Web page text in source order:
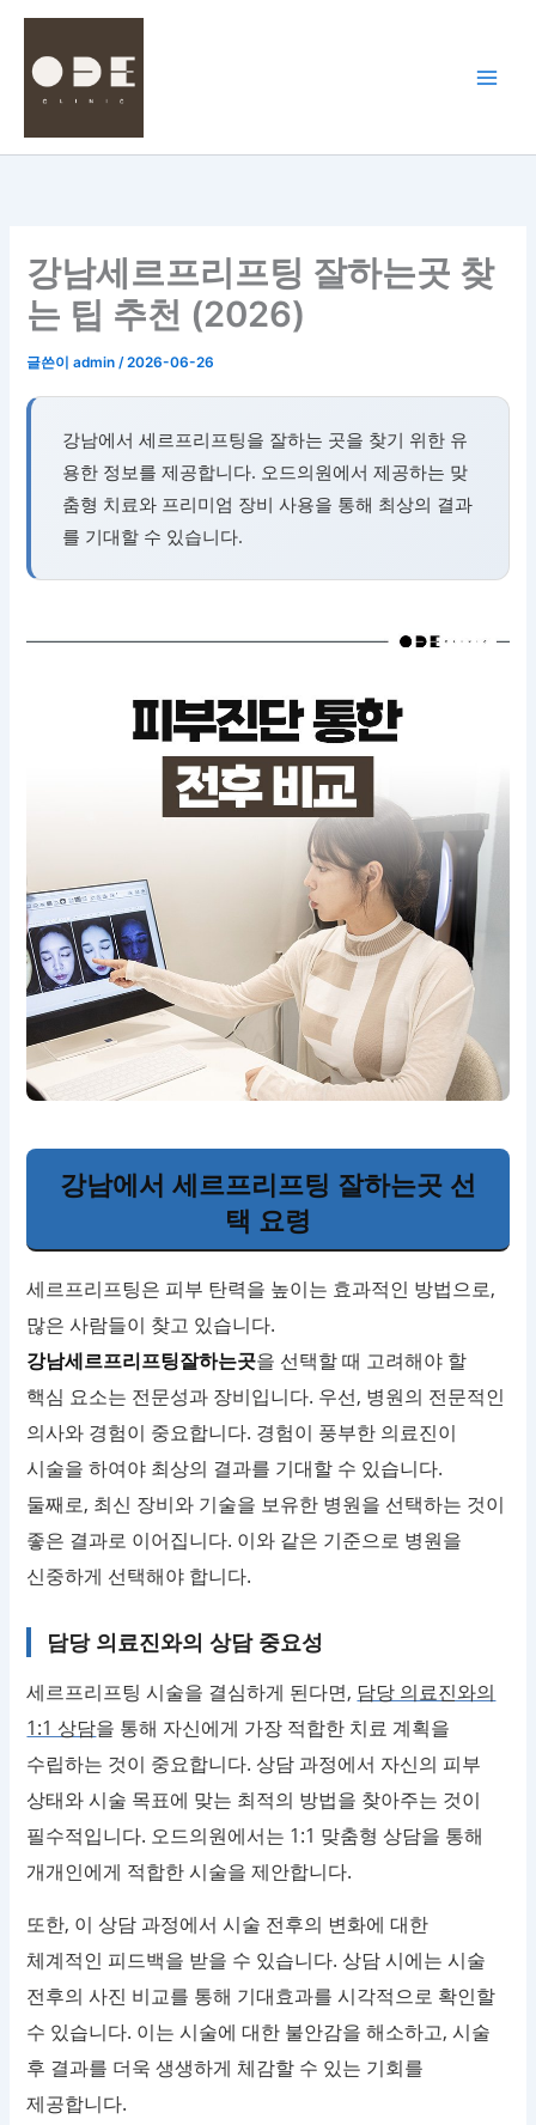
너
강남세르프리프팅 잘하는곳 찾
는 팁 추천 (2026)
글쓴이admin/2026-06-26
강남에서 세르프리프팅을 잘하는 곳을 찾기 위한 유
용한 정보를 제공합니다. 오드의원에서 제공하는 맞
춤형 치료와 프리미엄 장비 사용을 통해 최상의 결과
를 기대할 수 있습니다.
강남에서 세르프리프팅 잘하는곳 선
택 요령
세르프리프팅은 피부 탄력을 높이는 효과적인 방법으로,
많은 사람들이 찾고 있습니다.
강남세르프리프팅잘하는곳을 선택할 때 고려해야 할
핵심 요소는 전문성과 장비입니다. 우선, 병원의 전문적인
의사와 경험이 중요합니다. 경험이 풍부한 의료진이
시술을 하여야 최상의 결과를 기대할 수 있습니다.
둘째로, 최신 장비와 기술을 보유한 병원을 선택하는 것이
좋은 결과로 이어집니다. 이와 같은 기준으로 병원을
신중하게 선택해야 합니다.
담당 의료진와의 상담 중요성
세르프리프팅 시술을 결심하게 된다면, 담당 의료진와의
1:1 상담을 통해 자신에게 가장 적합한 치료 계획을
수립하는 것이 중요합니다. 상담 과정에서 자신의 피부
상태와 시술 목표에 맞는 최적의 방법을 찾아주는 것이
필수적입니다. 오드의원에서는 1:1 맞춤형 상담을 통해
개개인에게 적합한 시술을 제안합니다.
또한, 이 상담 과정에서 시술 전후의 변화에 대한
체계적인 피드백을 받을 수 있습니다. 상담 시에는 시술
전후의 사진 비교를 통해 기대효과를 시각적으로 확인할
수 있습니다. 이는 시술에 대한 불안감을 해소하고, 시술
후 결과를 더욱 생생하게 체감할 수 있는 기회를
제공합니다.